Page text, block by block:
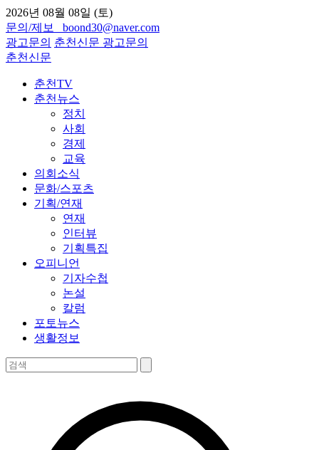
2026년 08월 08일 (토)
문의/제보 boond30@naver.com
광고문의 춘천신문 광고문의
춘천신문
춘천TV
춘천뉴스
정치
사회
경제
교육
의회소식
문화/스포츠
기획/연재
연재
인터뷰
기획특집
오피니언
기자수첩
논설
칼럼
포토뉴스
생활정보